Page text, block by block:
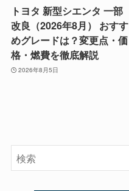
トヨタ 新型シエンタ 一部
改良（2026年8月） おすす
めグレードは？変更点・価
格・燃費を徹底解説
2026年8月5日